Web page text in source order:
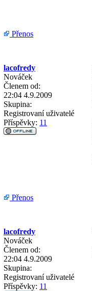
Přenos
lacofredy
Nováček
Členem od:
22:04 4.9.2009
Skupina:
Registrovaní uživatelé
Příspěvky: 11
Přenos
lacofredy
Nováček
Členem od:
22:04 4.9.2009
Skupina:
Registrovaní uživatelé
Příspěvky: 11